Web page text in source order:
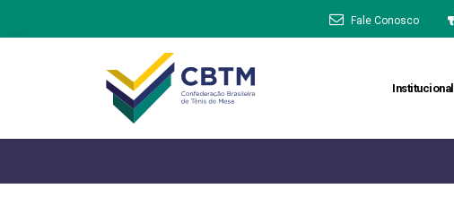
Fale Conosco
Institucional